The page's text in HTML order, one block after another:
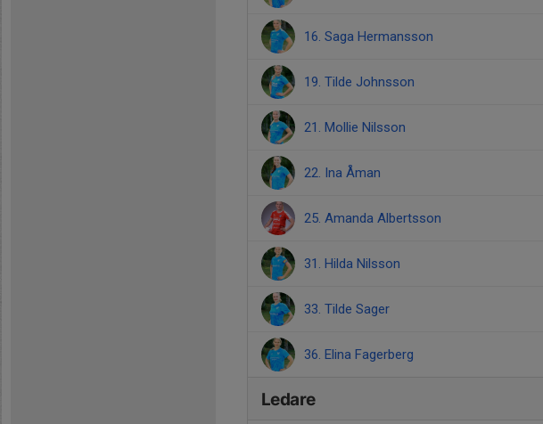
16. Saga Hermansson
19. Tilde Johnsson
21. Mollie Nilsson
22. Ina Åman
25. Amanda Albertsson
31. Hilda Nilsson
33. Tilde Sager
36. Elina Fagerberg
Ledare